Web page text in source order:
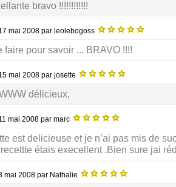
bravo !!!!!!!!!!!!
mai 2008 par leolebogoss
pour savoir ... BRAVO !!!!
mai 2008 par josette
délicieux,
mai 2008 par marc
est delicieuse et je n’ai pas mis de
étais execellent .Bien sure jai
mai 2008 par Nathalie